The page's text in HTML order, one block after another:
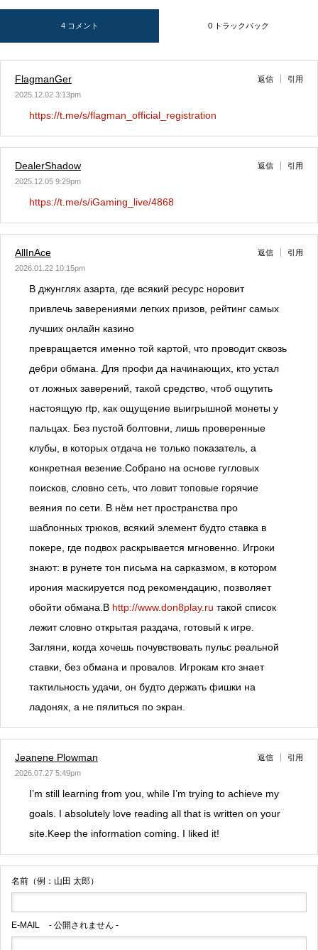
4 コメント 0 トラックバック
FlagmanGer
2025.12.02 3:13pm
返信 引用
https://t.me/s/flagman_official_registration
DealerShadow
2025.12.05 9:29pm
返信 引用
https://t.me/s/iGaming_live/4868
AllInAce
2026.01.22 10:15pm
返信 引用
В джунглях азарта, где всякий ресурс норовит
привлечь заверениями легких призов, рейтинг самых
лучших онлайн казино
превращается именно той картой, что проводит сквозь
дебри обмана. Для профи да начинающих, кто устал
от ложных заверений, такой средство, чтоб ощутить
настоящую rtp, как ощущение выигрышной монеты у
пальцах. Без пустой болтовни, лишь проверенные
клубы, в которых отдача не только показатель, а
конкретная везение.Собрано на основе гугловых
поисков, словно сеть, что ловит топовые горячие
веяния по сети. В нём нет пространства про
шаблонных трюков, всякий элемент будто ставка в
покере, где подвох раскрывается мгновенно. Игроки
знают: в рунете тон письма на сарказмом, в котором
ирония маскируется под рекомендацию, позволяет
обойти обмана.В http://www.don8play.ru такой список
лежит словно открытая раздача, готовый к игре.
Загляни, когда хочешь почувствовать пульс реальной
ставки, без обмана и провалов. Игрокам кто знает
тактильность удачи, он будто держать фишки на
ладонях, а не пялиться по экран.
Jeanene Plowman
2026.07.27 5:49pm
返信 引用
I’m still learning from you, while I’m trying to achieve my
goals. I absolutely love reading all that is written on your
site.Keep the information coming. I liked it!
名前（例：山田 太郎）
E-MAIL - 公開されません -